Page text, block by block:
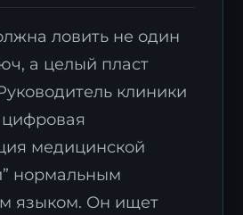
ловить не один
а целый пласт
клиники
медицинской
нормальным
языком. Он ищет